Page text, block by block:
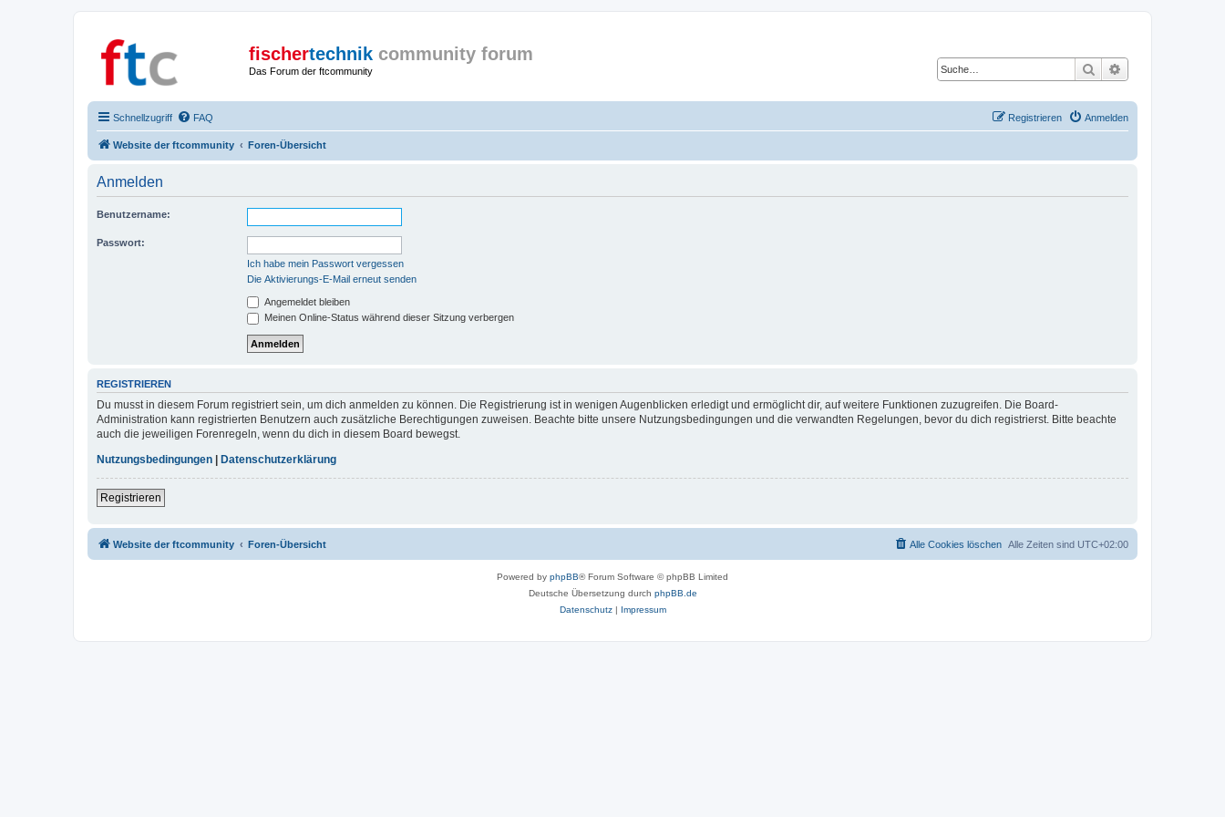
fischertechnik community forum
Das Forum der ftcommunity Suche
Schnellzugriff FAQ Anmelden
Registrieren
Website der ftcommunity Foren-Übersicht
Anmelden
Benutzername:
Passwort:
Ich habe mein Passwort vergessen
Die Aktivierungs-E-Mail erneut senden
Angemeldet bleiben
Meinen Online-Status während dieser Sitzung verbergen
REGISTRIEREN
Du musst in diesem Forum registriert sein, um dich anmelden zu können. Die Registrierung ist in wenigen Augenblicken erledigt und ermöglicht dir, auf weitere Funktionen zuzugreifen. Die Board-
Administration kann registrierten Benutzern auch zusätzliche Berechtigungen zuweisen. Beachte bitte unsere Nutzungsbedingungen und die verwandten Regelungen, bevor du dich registrierst. Bitte beachte
auch die jeweiligen Forenregeln, wenn du dich in diesem Board bewegst.
Nutzungsbedingungen
Datenschutzerklärung
Registrieren
Website der ftcommunity Foren-Übersicht Alle Zeiten sind UTC+02:00
Alle Cookies löschen
Powered by phpBB® Forum Software © phpBB Limited
Deutsche Übersetzung durch phpBB.de
Datenschutz| Impressum